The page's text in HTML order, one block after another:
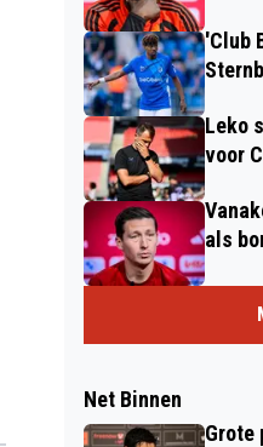
'Club
Leko
voor
als
Net Binnen
Grote